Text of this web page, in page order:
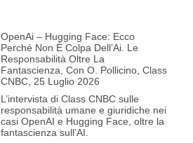
OpenAi – Hugging Face: Ecco
Perché Non È Colpa Dell’Ai. Le
Responsabilità Oltre La
Fantascienza, Con O. Pollicino, Class
CNBC, 25 Luglio 2026
L’intervista di Class CNBC sulle
responsabilità umane e giuridiche nei
casi OpenAI e Hugging Face, oltre la
fantascienza sull’AI.